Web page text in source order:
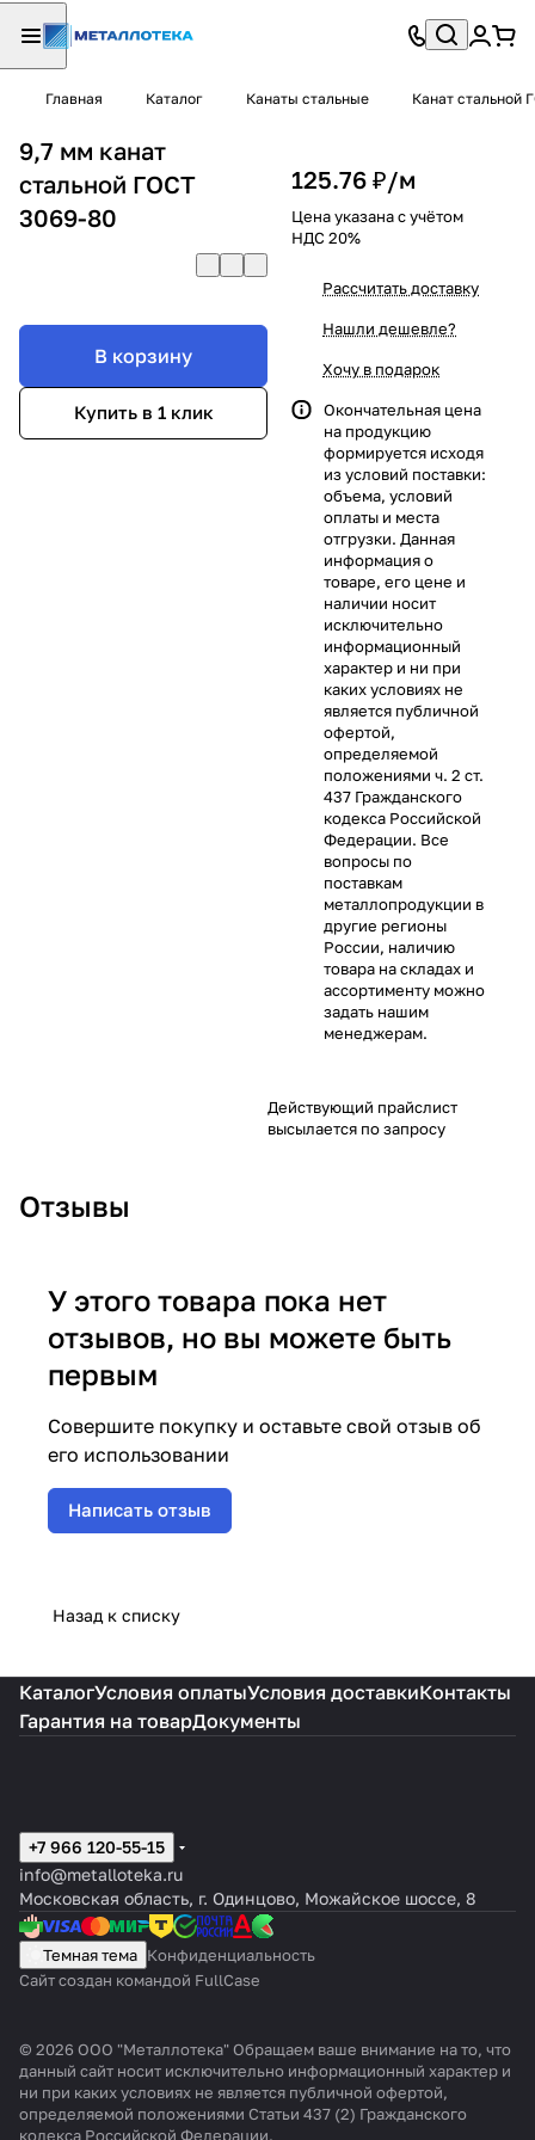
Главная Каталог Канаты стальные Канат стальной
9,7 мм канат
стальной ГОСТ
3069-80
В корзину
Купить в 1 клик
125.76 ₽/м
Цена указана с учётом
НДС 20%
Рассчитать доставку
Нашли дешевле?
Хочу в подарок
Окончательная цена
на продукцию
формируется исходя
из условий поставки:
объема, условий
оплаты и места
отгрузки. Данная
информация о
товаре, его цене и
наличии носит
исключительно
информационный
характер и ни при
каких условиях не
является публичной
офертой,
определяемой
положениями ч. 2 ст.
437 Гражданского
кодекса Российской
Федерации. Все
вопросы по
поставкам
металлопродукции в
другие регионы
России, наличию
товара на складах и
ассортименту можно
задать нашим
менеджерам.
Действующий прайслист
высылается по запросу
Отзывы
У этого товара пока нет
отзывов, но вы можете быть
первым
Совершите покупку и оставьте свой отзыв об
его использовании
Написать отзыв
Назад к списку
КаталогУсловия оплатыУсловия доставкиКонтакты
Гарантия на товарДокументы
+7 966 120-55-15
info@metalloteka.ru
Московская область, г. Одинцово, Можайское шоссе, 8
Темная тема Конфиденциальность
Сайт создан командой FullCase
© 2026 ООО "Металлотека" Обращаем ваше внимание на то, что
данный сайт носит исключительно информационный характер и
ни при каких условиях не является публичной офертой,
определяемой положениями Статьи 437 (2) Гражданского
кодекса Российской Федерации.